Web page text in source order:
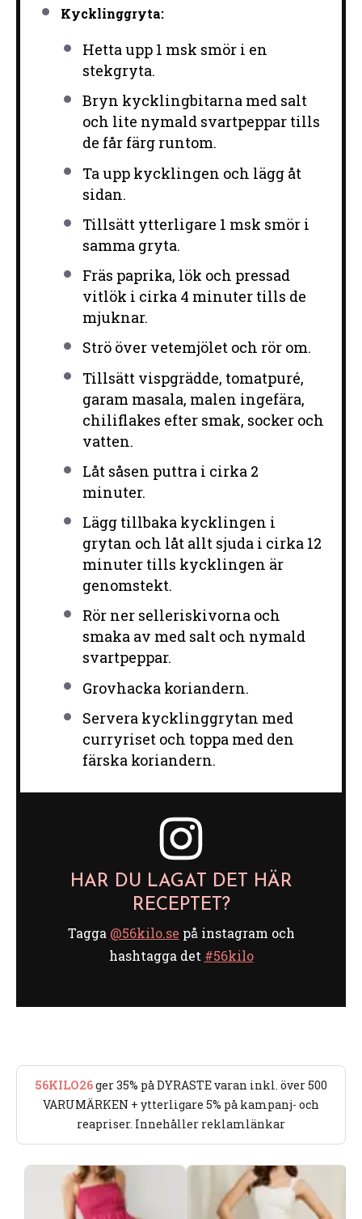
Kycklinggryta:
Hetta upp 1 msk smör i en
stekgryta.
Bryn kycklingbitarna med salt
och lite nymald svartpeppar tills
de får färg runtom.
Ta upp kycklingen och lägg åt
sidan.
Tillsätt ytterligare 1 msk smör i
samma gryta.
Fräs paprika, lök och pressad
vitlök i cirka 4 minuter tills de
mjuknar.
Strö över vetemjölet och rör om.
Tillsätt vispgrädde, tomatpuré,
garam masala, malen ingefära,
chiliflakes efter smak, socker och
vatten.
Låt såsen puttra i cirka 2
minuter.
Lägg tillbaka kycklingen i
grytan och låt allt sjuda i cirka 12
minuter tills kycklingen är
genomstekt.
Rör ner selleriskivorna och
smaka av med salt och nymald
svartpeppar.
Grovhacka koriandern.
Servera kycklinggrytan med
curryriset och toppa med den
färska koriandern.
HAR DU LAGAT DET HÄR
RECEPTET?
Tagga @56kilo.se på instagram och
hashtagga det #56kilo
56KILO26ger 35% på DYRASTE varan inkl. över 500
VARUMÄRKEN + ytterligare 5% på kampanj- och
reapriser. Innehåller reklamlänkar